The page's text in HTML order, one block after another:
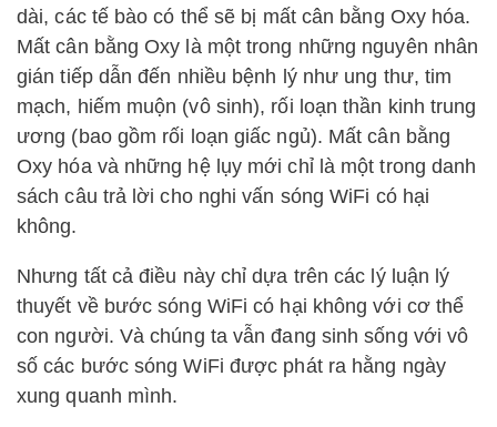
dài, các tế bào có thể sẽ bị mất cân bằng Oxy hóa.
Mất cân bằng Oxy là một trong những nguyên nhân
gián tiếp dẫn đến nhiều bệnh lý như ung thư, tim
mạch, hiếm muộn (vô sinh), rối loạn thần kinh trung
ương (bao gồm rối loạn giấc ngủ). Mất cân bằng
Oxy hóa và những hệ lụy mới chỉ là một trong danh
sách câu trả lời cho nghi vấn sóng WiFi có hại
không.
Nhưng tất cả điều này chỉ dựa trên các lý luận lý
thuyết về bước sóng WiFi có hại không với cơ thể
con người. Và chúng ta vẫn đang sinh sống với vô
số các bước sóng WiFi được phát ra hằng ngày
xung quanh mình.